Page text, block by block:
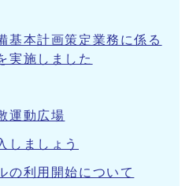
基本計画策定業務に係る
実施しました
運動広場
しましょう
の利用開始について